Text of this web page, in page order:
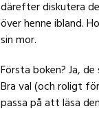
därefter diskutera
över henne ibland.
sin mor.
Första boken? Ja,
Bra val (och roligt
passa på att läsa